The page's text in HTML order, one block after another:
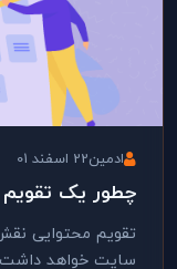
ادمین22 اسفند 01
چطور یک تقویم
تقویم محتوایی
سایت خواهد